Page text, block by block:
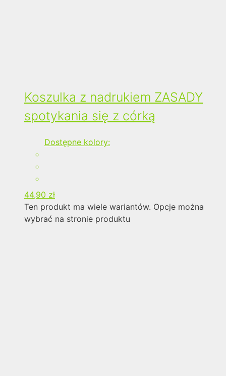
Koszulka z nadrukiem ZASADY
spotykania się z córką
Dostępne kolory:
44,90 zł
Ten produkt ma wiele wariantów. Opcje można
wybrać na stronie produktu